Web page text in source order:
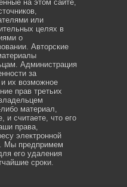
на этом сайте,
или
целях в
о
Авторские
Администрация
за
их возможное
прав третьих
материал,
и считаете, что его
права,
электронной
. Мы предпримем
его удаления
сроки.